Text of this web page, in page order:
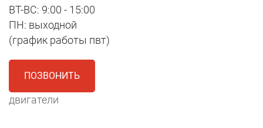
ВТ-ВС: 9:00 - 15:00
ПН: выходной
(график работы пвт)
ПОЗВОНИТЬ
двигатели